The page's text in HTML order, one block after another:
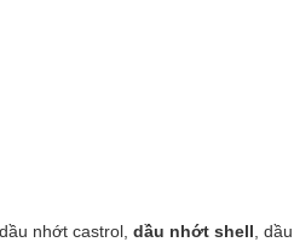
, dầu nhớt castrol, dầu nhớt shell ,